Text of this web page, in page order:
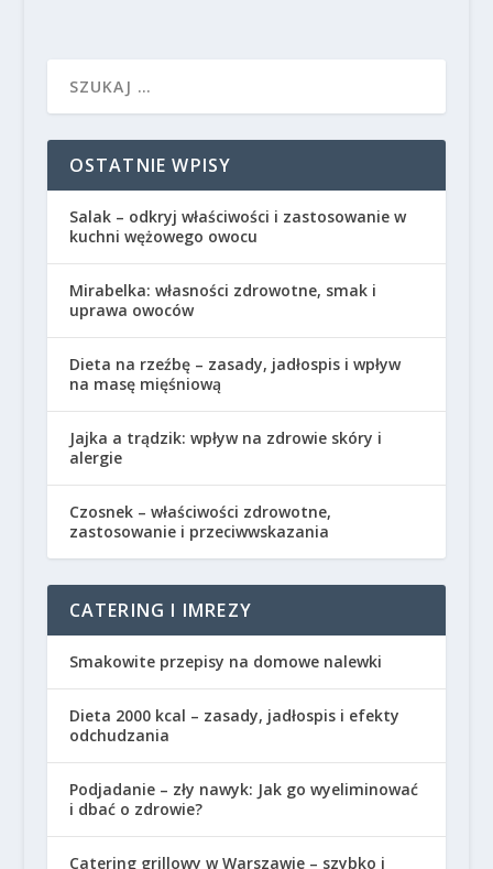
OSTATNIE WPISY
Salak – odkryj właściwości i zastosowanie w
kuchni wężowego owocu
Mirabelka: własności zdrowotne, smak i
uprawa owoców
Dieta na rzeźbę – zasady, jadłospis i wpływ
na masę mięśniową
Jajka a trądzik: wpływ na zdrowie skóry i
alergie
Czosnek – właściwości zdrowotne,
zastosowanie i przeciwwskazania
CATERING I IMREZY
Smakowite przepisy na domowe nalewki
Dieta 2000 kcal – zasady, jadłospis i efekty
odchudzania
Podjadanie – zły nawyk: Jak go wyeliminować
i dbać o zdrowie?
Catering grillowy w Warszawie – szybko i